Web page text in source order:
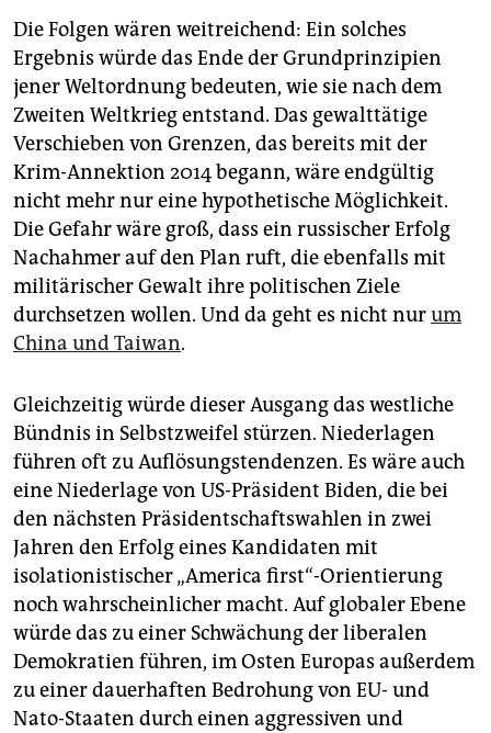
Die Folgen wären weitreichend: Ein solches
Ergebnis würde das Ende der Grundprinzipien
jener Weltordnung bedeuten, wie sie nach dem
Zweiten Weltkrieg entstand. Das gewalttätige
Verschieben von Grenzen, das bereits mit der
Krim-Annektion 2014 begann, wäre endgültig
nicht mehr nur eine hypothetische Möglichkeit.
Die Gefahr wäre groß, dass ein russischer Erfolg
Nachahmer auf den Plan ruft, die ebenfalls mit
militärischer Gewalt ihre politischen Ziele
durchsetzen wollen. Und da geht es nicht nurum
China und Taiwan.
Gleichzeitig würde dieser Ausgang das westliche
Bündnis in Selbstzweifel stürzen. Niederlagen
führen oft zu Auflösungstendenzen. Es wäre auch
eine Niederlage von US-Präsident Biden, die bei
den nächsten Präsidentschaftswahlen in zwei
Jahren den Erfolg eines Kandidaten mit
isolationistischer „America first“-Orientierung
noch wahrscheinlicher macht. Auf globaler Ebene
würde das zu einer Schwächung der liberalen
Demokratien führen, im Osten Europas außerdem
zu einer dauerhaften Bedrohung von EU- und
Nato-Staaten durch einen aggressiven und